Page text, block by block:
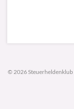
© 2026 Steuerheldenklub